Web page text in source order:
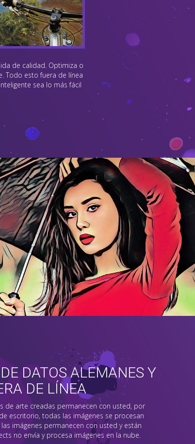
de calidad. Optimiza o
Todo esto fuera de línea
sea lo más fácil
DATOS ALEMANES Y
DE LÍNEA
de arte creadas permanecen con usted, por
escritorio, todas las imágenes se procesan
imágenes permanecen con usted y están
no envía y procesa imágenes en la nube.